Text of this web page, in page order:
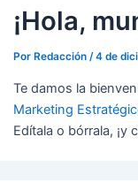
¡Hola,
Por Redacción /4 de
Te damos la
Marketing
Edítala o bórrala, ¡y